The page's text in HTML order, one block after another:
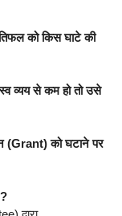
को किस घाटे की
व्यय से कम हो तो उसे
(Grant) को घटाने पर